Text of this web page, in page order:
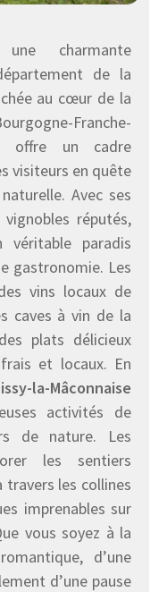
charmante
de la
au cœur de la
Franche-
offre un cadre
visiteurs en quête
Avec ses
réputés,
véritable paradis
gastronomie. Les
vins locaux de
caves à vin de la
plats délicieux
et locaux. En
la-Mâconnaise
activités de
de nature. Les
les sentiers
les collines
imprenables sur
vous soyez à la
d’une
d’une pause